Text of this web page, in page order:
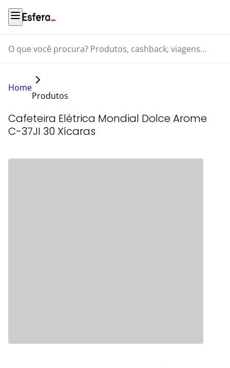
O que você procura? Produtos, cashback, viagens...
Home
Produtos
Cafeteira Elétrica Mondial Dolce Arome
C-37JI 30 Xícaras